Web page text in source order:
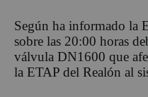
Según ha informado la
sobre las 20:00 horas
válvula DN1600 que
la ETAP del Realón al